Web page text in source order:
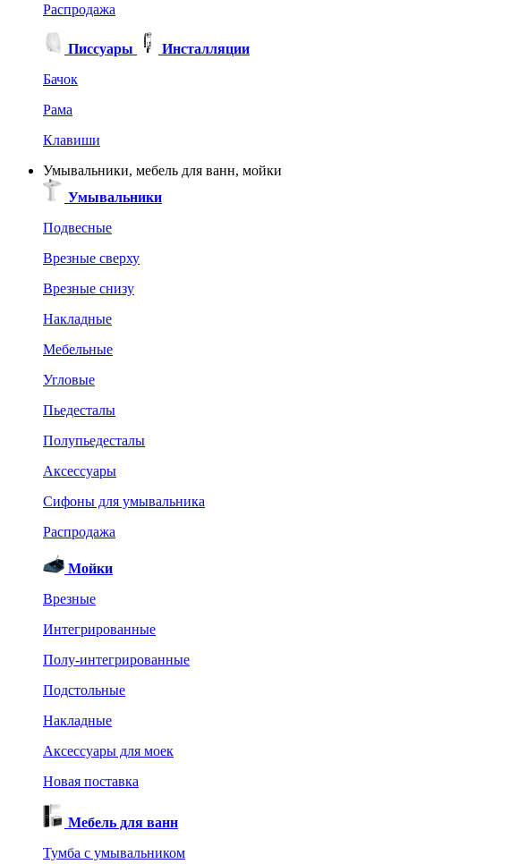
Распродажа
Писсуары
Инсталляции
Бачок
Рама
Клавиши
Умывальники, мебель для ванн, мойки
Умывальники
Подвесные
Врезные сверху
Врезные снизу
Накладные
Мебельные
Угловые
Пьедесталы
Полупьедесталы
Аксессуары
Сифоны для умывальника
Распродажа
Мойки
Врезные
Интегрированные
Полу-интегрированные
Подстольные
Накладные
Аксессуары для моек
Новая поставка
Мебель для ванн
Тумба с умывальником